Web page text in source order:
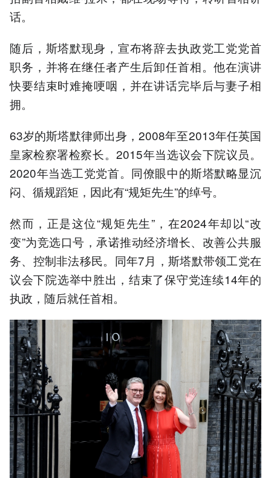
话。
随后，斯塔默现身，宣布将辞去执政党工党党首
职务，并将在继任者产生后卸任首相。他在演讲
快要结束时难掩哽咽，并在讲话完毕后与妻子相
拥。
63岁的斯塔默律师出身，2008年至2013年任英国
皇家检察署检察长。2015年当选议会下院议员。
2020年当选工党党首。同僚眼中的斯塔默略显沉
闷、循规蹈矩，因此有“规矩先生”的绰号。
然而，正是这位“规矩先生”，在2024年却以“改
变”为竞选口号，承诺推动经济增长、改善公共服
务、控制非法移民。同年7月，斯塔默带领工党在
议会下院选举中胜出，结束了保守党连续14年的
执政，随后就任首相。